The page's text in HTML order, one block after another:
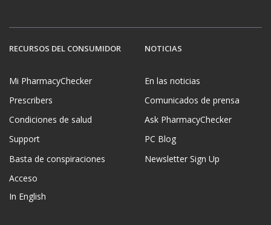
RECURSOS DEL CONSUMIDOR
Mi PharmacyChecker
Prescribers
Condiciones de salud
Support
Basta de conspiraciones
Acceso
In English
NOTICIAS
En las noticias
Comunicados de prensa
Ask PharmacyChecker
PC Blog
Newsletter Sign Up